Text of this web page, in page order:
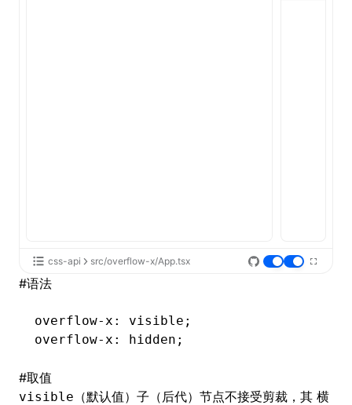
css-api src/overflow-x/App.tsx
#语法
overflow-x : visible;
overflow-x : hidden;
#取值
visible （默认值）子（后代）节点不接受剪裁，其 横